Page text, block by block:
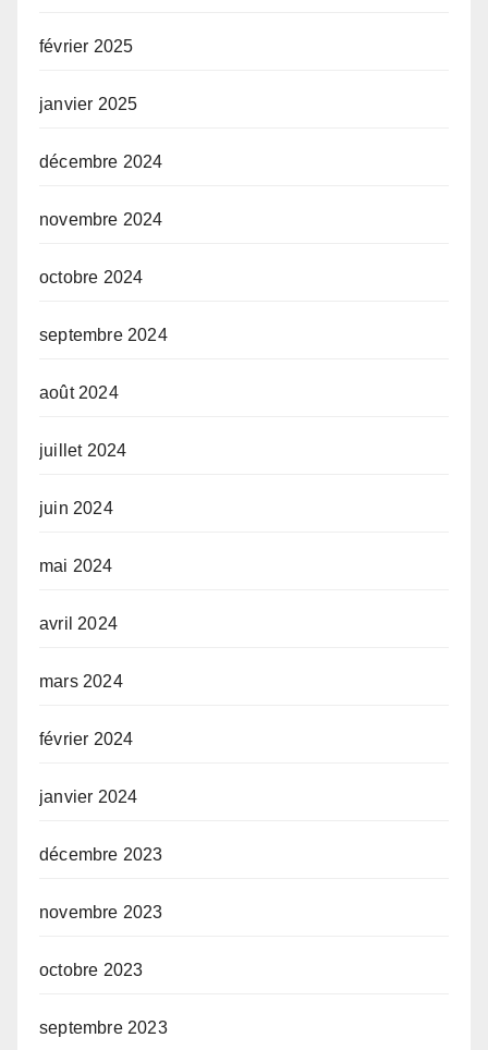
février 2025
janvier 2025
décembre 2024
novembre 2024
octobre 2024
septembre 2024
août 2024
juillet 2024
juin 2024
mai 2024
avril 2024
mars 2024
février 2024
janvier 2024
décembre 2023
novembre 2023
octobre 2023
septembre 2023